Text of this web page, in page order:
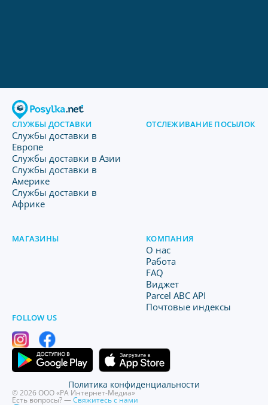
СЛУЖБЫ ДОСТАВКИ
Службы доставки в
Европе
Службы доставки в Азии
Службы доставки в
Америке
Службы доставки в
Африке
ОТСЛЕЖИВАНИЕ ПОСЫЛОК
МАГАЗИНЫ КОМПАНИЯ
O нас
Работа
FAQ
Виджет
Parcel ABC API
Почтовые индексы
FOLLOW US
© 2026 ООО «РА Интернет-Медиа»
Есть вопросы? —Свяжитесь с нами
Политика конфиденциальности